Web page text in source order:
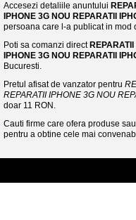
Accesezi detaliile anuntului
IPHONE 3G NOU REPARATII
persoana care l-a publicat in mod
Poti sa comanzi direct
IPHONE 3G NOU REPARATII
Bucuresti.
Pretul afisat de vanzator pentru
REPARATII IPHONE 3G NOU
doar 11 RON.
Cauti firme care ofera produse
pentru a obtine cele mai